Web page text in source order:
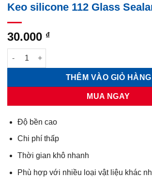
Keo silicone 112 Glass
30.000 ₫
Keo silicone 112 Glass Sealant số lượng
THÊM VÀO GIỎ HÀNG
MUA NGAY
Độ bền cao
Chi phí thấp
Thời gian khô nhanh
Phù hợp với nhiều loại vật liệu khác